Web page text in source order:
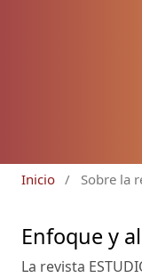
Inicio / Sobre la
Enfoque y
La revista